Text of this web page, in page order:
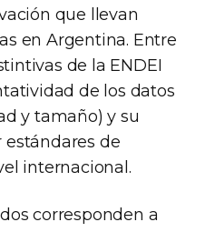
que llevan
en Argentina. Entre
de la ENDEI
de los datos
y tamaño) y su
estándares de
internacional.
corresponden a